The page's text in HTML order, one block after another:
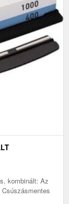
kombinált: Az